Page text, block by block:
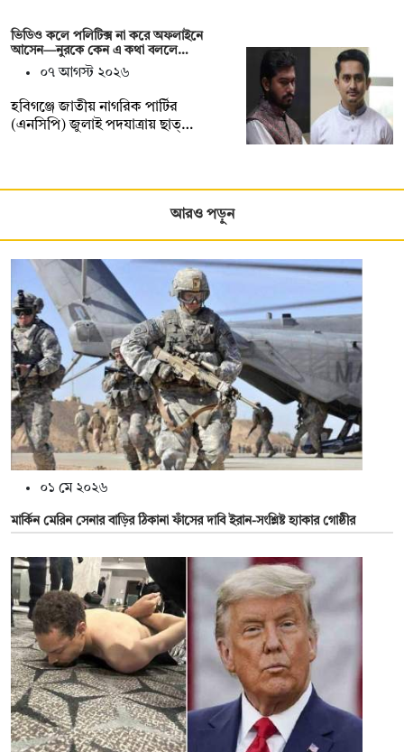
ভিডিও কলে পলিটিক্স না করে অফলাইনে
আসেন—নুরকে কেন এ কথা বললে…
০৭ আগস্ট ২০২৬
হবিগঞ্জে জাতীয় নাগরিক পার্টির
(এনসিপি) জুলাই পদযাত্রায় ছাত্…
আরও পড়ুন
০১ মে ২০২৬
মার্কিন মেরিন সেনার বাড়ির ঠিকানা ফাঁসের দাবি ইরান-সংশ্লিষ্ট হ্যাকার গোষ্ঠীর